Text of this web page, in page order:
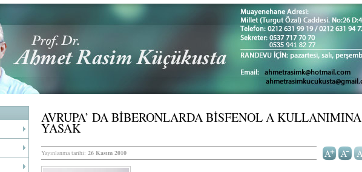
AVRUPA’ DA BİBERONLARDA BİSFENOL A KULLANIMINA
YASAK
Yayınlanma tarihi: 26 Kasım 2010